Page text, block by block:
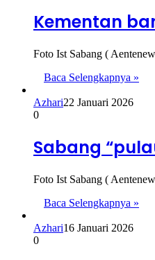
Kementan
Foto Ist Sabang (
Baca Selengkapnya »
Azhari22 Januari 2026
0
Sabang
Foto Ist Sabang (
Baca Selengkapnya »
Azhari16 Januari 2026
0